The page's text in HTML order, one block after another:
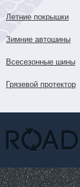
Летние покрышки
Зимние автошины
Всесезонные шины
Грязевой протектор